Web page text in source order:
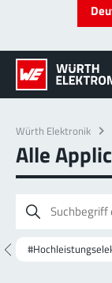
Würth Elektronik
Alle